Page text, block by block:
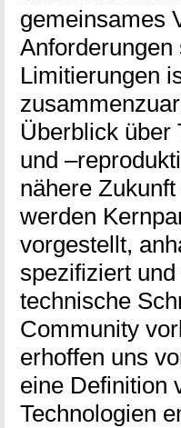
gemeinsames
Limitierungen
Überblick über
und
nähere
werden
vorgestellt,
spezifiziert
technische
Community
erhoffen uns
eine Definition
Technologien